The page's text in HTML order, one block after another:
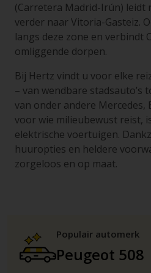
(Carretera Madrid-Irún) leidt
verder naar Vitoria-Gasteiz.
langs deze zone en verbindt
omliggende dorpen.
Bij Hertz vindt u voor elke
– van wendbare stadsauto’s
van onder andere Mercedes,
voor wie milieubewust reist,
elektrische voertuigen.
huuropties en heldere
zorgeloos en op maat.
Populair automerk
Peugeot 508